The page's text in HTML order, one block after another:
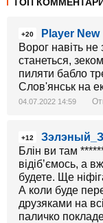
+20
Player New
Ворог навіть
станеться,
пиляти бабло
Слов'янськ на
04.07.2022 14:59
+12
Блін ви там
відібʼємось, а
будете. Ще
А коли буде
друзяками на
паличко